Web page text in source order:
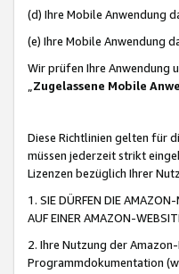
(d) Ihre Mobile Anwendung
(e) Ihre Mobile Anwendung
Wir prüfen Ihre Anwendung
„Zugelassene Mobile
Diese Richtlinien gelten für
müssen jederzeit strikt
Lizenzen bezüglich Ihrer
1. SIE DÜRFEN DIE
AUF EINER AMAZON-
2. Ihre Nutzung der
Programmdokumentation